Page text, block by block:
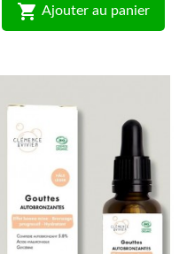
 Ajouter au panier